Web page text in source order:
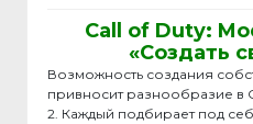
Call of Duty:
«Создать
Возможность создания
привносит разнообразие в
2. Каждый подбирает под